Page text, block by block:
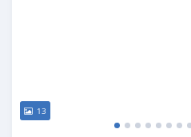
13